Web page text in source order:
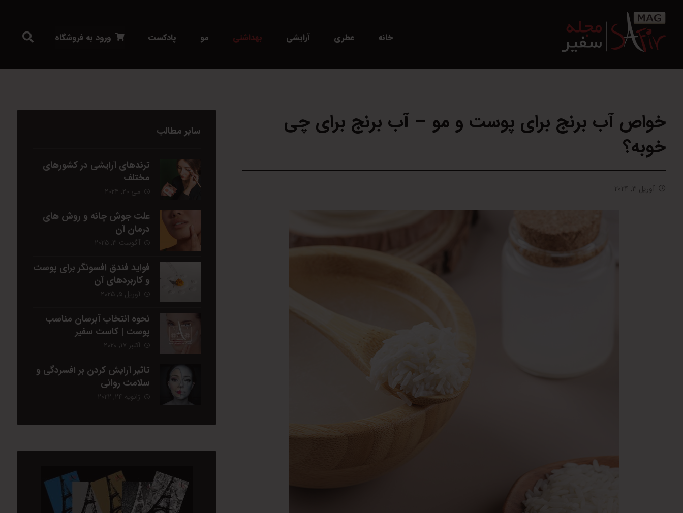
خانه عطری آرایشی بهداشتی مو پادکست ورود به فروشگاه
خواص آب برنج برای پوست و مو – آب برنج برای چی
خوبه؟
آوریل ۳, ۲۰۲۴
سایر مطالب
ترندهای آرایشی در کشورهای
مختلف
می ۲۰, ۲۰۲۴
علت جوش چانه و روش های
درمان آن
آگوست ۳, ۲۰۲۵
فواید فندق افسونگر برای پوست
و کاربردهای آن
آوریل ۵, ۲۰۲۵
نحوه انتخاب آبرسان مناسب
پوست | کاست سفیر
اکتبر ۱۷, ۲۰۲۰
تاثیر آرایش کردن بر افسردگی و
سلامت روانی
ژانویه ۲۴, ۲۰۲۲